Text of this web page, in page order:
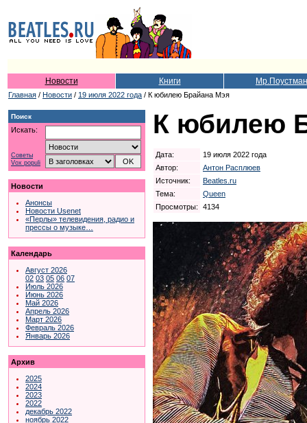
Новости Книги Мр.Поустман
Главная / Новости / 19 июля 2022 года / К юбилею Брайана Мэя
Поиск
Искать:
Советы
Vox populi
Новости
Анонсы
Новости Usenet
«Перлы» телевидения, радио и
прессы о музыке…
Календарь
Август 2026
02 03 05 06 07
Июль 2026
Июнь 2026
Май 2026
Апрель 2026
Март 2026
Февраль 2026
Январь 2026
Архив
2025
2024
2023
2022
декабрь 2022
ноябрь 2022
К юбилею
Дата:
19 июля 2022 года
Автор:
Антон Расплюев
Источник:
Beatles.ru
Тема:
Queen
Просмотры:
4134